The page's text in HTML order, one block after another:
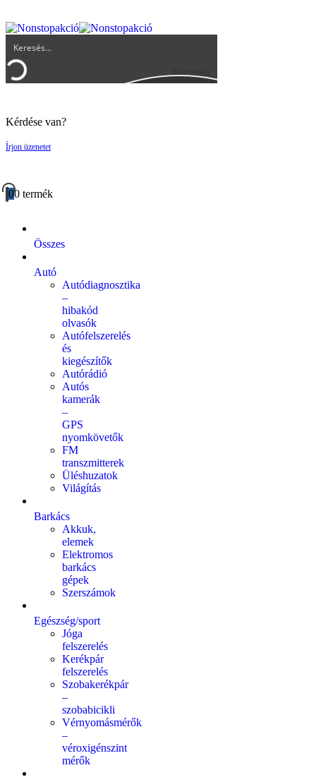
Keresés
Kérdése van?
Írjon üzenetet
00 termék
Összes
Autó
Autódiagnosztika
–
hibakód
olvasók
Autófelszerelés
és
kiegészítők
Autórádió
Autós
kamerák
–
GPS
nyomkövetők
FM
transzmitterek
Üléshuzatok
Világítás
Barkács
Akkuk,
elemek
Elektromos
barkács
gépek
Szerszámok
Egészség/sport
Jóga
felszerelés
Kerékpár
felszerelés
Szobakerékpár
–
szobabicikli
Vérnyomásmérők
–
véroxigénszint
mérők